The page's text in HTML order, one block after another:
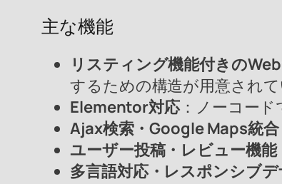
主な機能
リスティング機能付きの
するための構造が用意されて
Elementor対応：ノーコード
Ajax検索・Google Maps統合
ユーザー投稿・レビュー機能
多言語対応・レスポンシブ